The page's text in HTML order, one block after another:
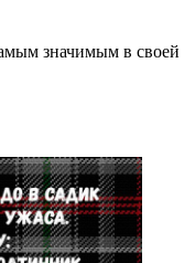
значимым в своей